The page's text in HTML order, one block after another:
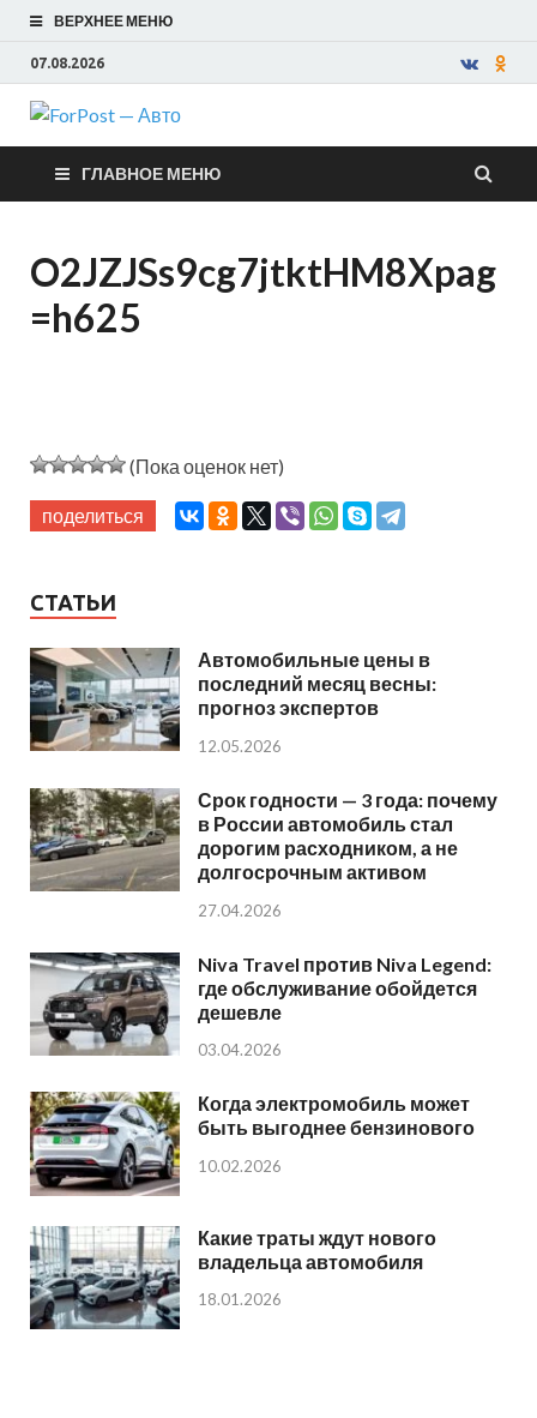
ВЕРХНЕЕ МЕНЮ
07.08.2026
ForPost —
Авто
ГЛАВНОЕ МЕНЮ
O2JZJSs9cg7jtktHM8Xpag
=h625
(Пока оценок нет)
поделиться
СТАТЬИ
Автомобильные цены в
последний месяц весны:
прогноз экспертов
12.05.2026
Срок годности — 3 года: почему
в России автомобиль стал
дорогим расходником, а не
долгосрочным активом
27.04.2026
Niva Travel против Niva Legend:
где обслуживание обойдется
дешевле
03.04.2026
Когда электромобиль может
быть выгоднее бензинового
10.02.2026
Какие траты ждут нового
владельца автомобиля
18.01.2026